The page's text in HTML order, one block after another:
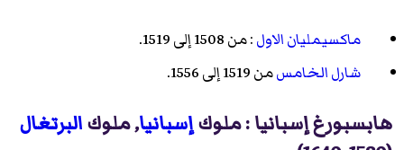
ماكسيمليان الاول: من 1508 إلى 1519.
شارل الخامسمن 1519 إلى 1556.
هابسبورغ إسبانيا : ملوكإسبانيا, ملوكالبرتغال